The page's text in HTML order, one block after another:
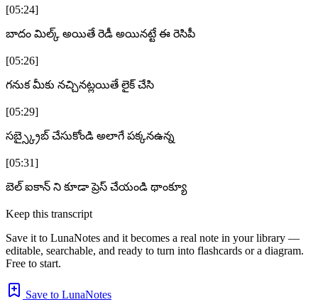
[05:24]
బాదం మిల్క్ అయితే రెడీ అయినట్టే ఈ రెసిపీ
[05:26]
గనుక మీకు నచ్చినట్లయితే లైక్ చేసి
[05:29]
సబ్స్క్రైబ్ చేసుకోండి అలాగే పక్కనఉన్న
[05:31]
బెల్ ఐకాన్ ని కూడా ప్రెస్ చేయండి థాంక్యూ
Keep this transcript
Save it to LunaNotes and it becomes a real note in your library —
editable, searchable, and ready to turn into flashcards or a diagram.
Free to start.
Save to LunaNotes